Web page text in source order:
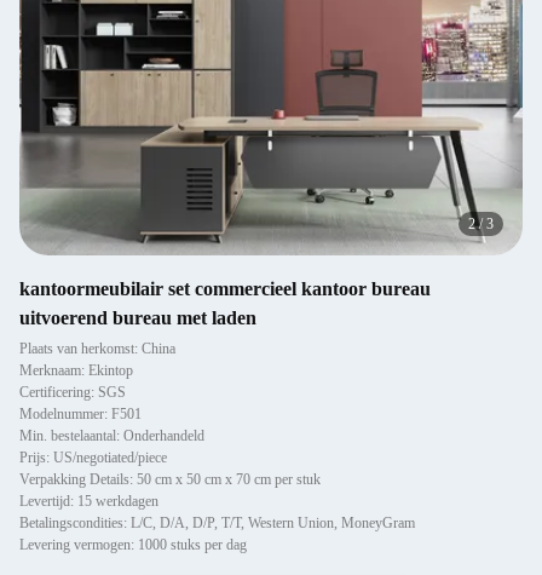
2/3
kantoormeubilair set commercieel kantoor bureau
uitvoerend bureau met laden
Plaats van herkomst: China
Merknaam: Ekintop
Certificering: SGS
Modelnummer: F501
Min. bestelaantal: Onderhandeld
Prijs: US/negotiated/piece
Verpakking Details: 50 cm x 50 cm x 70 cm per stuk
Levertijd: 15 werkdagen
Betalingscondities: L/C, D/A, D/P, T/T, Western Union, MoneyGram
Levering vermogen: 1000 stuks per dag